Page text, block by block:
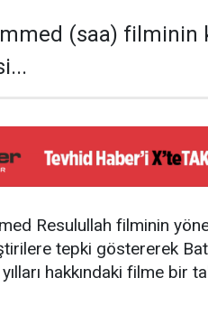
(saa) filminin
Resulullah filminin
tepki göstererek
hakkındaki filme bir